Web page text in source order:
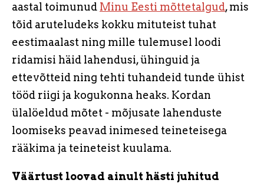
aastal toimunud Minu Eesti mõttetalgud, mis
tõid aruteludeks kokku mituteist tuhat
eestimaalast ning mille tulemusel loodi
ridamisi häid lahendusi, ühinguid ja
ettevõtteid ning tehti tuhandeid tunde ühist
tööd riigi ja kogukonna heaks. Kordan
ülalöeldud mõtet - mõjusate lahenduste
loomiseks peavad inimesed teineteisega
rääkima ja teineteist kuulama.
Väärtust loovad ainult hästi juhitud